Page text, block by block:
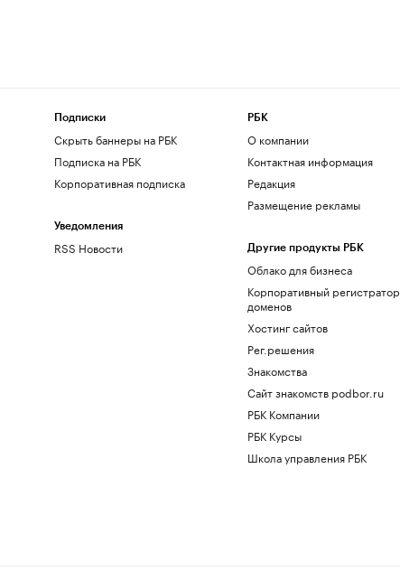
Подписки
Скрыть баннеры на РБК
Подписка на РБК
Корпоративная подписка
Уведомления
RSS Новости
РБК
О компании
Контактная информация
Редакция
Размещение рекламы
Другие продукты РБК
Облако для бизнеса
Корпоративный регистратор
доменов
Хостинг сайтов
Рег.решения
Знакомства
Сайт знакомств podbor.ru
РБК Компании
РБК Курсы
Школа управления РБК